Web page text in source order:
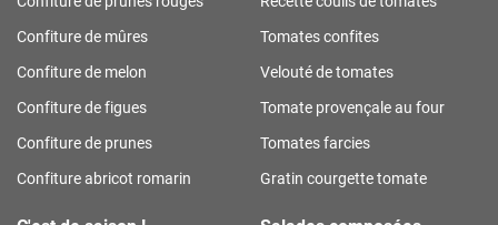
Confiture de mûres
Confiture de melon
Confiture de figues
Confiture de prunes
Confiture abricot romarin
Tomates confites
Velouté de tomates
Tomate provençale au four
Tomates farcies
Gratin courgette tomate